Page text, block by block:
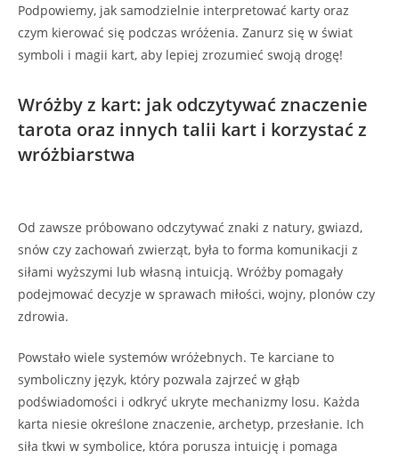
Podpowiemy, jak samodzielnie interpretować karty oraz
czym kierować się podczas wróżenia. Zanurz się w świat
symboli i magii kart, aby lepiej zrozumieć swoją drogę!
Wróżby z kart: jak odczytywać znaczenie
tarota oraz innych talii kart i korzystać z
wróżbiarstwa
Od zawsze próbowano odczytywać znaki z natury, gwiazd,
snów czy zachowań zwierząt, była to forma komunikacji z
siłami wyższymi lub własną intuicją. Wróżby pomagały
podejmować decyzje w sprawach miłości, wojny, plonów czy
zdrowia.
Powstało wiele systemów wróżebnych. Te karciane to
symboliczny język, który pozwala zajrzeć w głąb
podświadomości i odkryć ukryte mechanizmy losu. Każda
karta niesie określone znaczenie, archetyp, przesłanie. Ich
siła tkwi w symbolice, która porusza intuicję i pomaga